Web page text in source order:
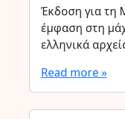
Έκδοση για τη
έμφαση στη
ελληνικά
Read more »